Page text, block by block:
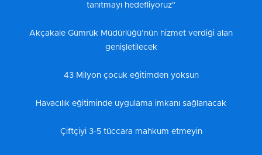
tanıtmayı hedefliyoruz"
Akçakale Gümrük Müdürlüğü’nün hizmet verdiği alan
genişletilecek
43 Milyon çocuk eğitimden yoksun
Havacılık eğitiminde uygulama imkanı sağlanacak
Çiftçiyi 3-5 tüccara mahkum etmeyin